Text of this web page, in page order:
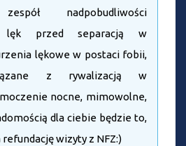
nadpobudliwości
lęk przed separacją w
lękowe w postaci fobii,
z rywalizacją w
nocne, mimowolne,
dla ciebie będzie to,
refundację wizyty z NFZ:)